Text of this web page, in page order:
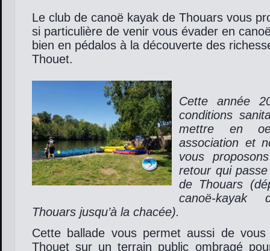
Le club de canoë kayak de Thouars vous
si particulière de venir vous évader en
bien en pédalos à la découverte des
Thouet.
Cette année
conditions
mettre en
association et
vous
retour qui
de Thouars
canoë-
Thouars jusqu’à la chacée).
Cette ballade vous permet aussi de
Thouet sur un terrain public ombragé